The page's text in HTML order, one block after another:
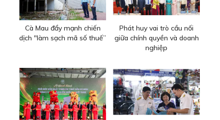
Cà Mau đẩy mạnh chiến
dịch "làm sạch mã số thuế”
Phát huy vai trò cầu nối
giữa chính quyền và doanh
nghiệp